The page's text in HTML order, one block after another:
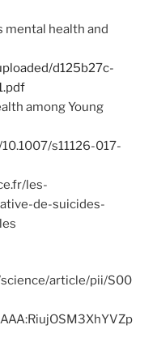
mental health and
d125b27c-
among Young
s11126-017-
les-
de-suicides-
article/pii/S00